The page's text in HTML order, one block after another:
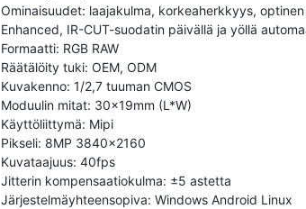
Ominaisuudet: laajakulma, korkeaherkkyys,
Enhanced, IR-CUT-suodatin päivällä ja yöllä
Formaatti: RGB RAW
Räätälöity tuki: OEM, ODM
Kuvakenno: 1/2,7 tuuman CMOS
Moduulin mitat: 30x19mm (L*W)
Käyttöliittymä: Mipi
Pikseli: 8MP 3840x2160
Kuvataajuus: 40fps
Jitterin kompensaatiokulma: ±5 astetta
Järjestelmäyhteensopiva: Windows Android Linux